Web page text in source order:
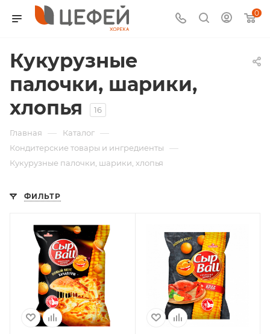
0
Кукурузные
палочки, шарики,
хлопья
16
Главная — Каталог —
Кондитерские товары и ингредиенты —
Кукурузные палочки, шарики, хлопья
ФИЛЬТР